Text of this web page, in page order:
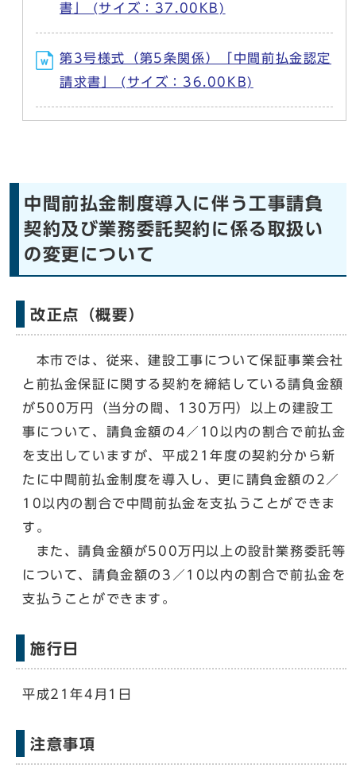
書」 (サイズ：37.00KB)
第3号様式（第5条関係）「中間前払金認定
請求書」 (サイズ：36.00KB)
中間前払金制度導入に伴う工事請負
契約及び業務委託契約に係る取扱い
の変更について
改正点（概要）
本市では、従来、建設工事について保証事業会社
と前払金保証に関する契約を締結している請負金額
が500万円（当分の間、130万円）以上の建設工
事について、請負金額の4／10以内の割合で前払金
を支出していますが、平成21年度の契約分から新
たに中間前払金制度を導入し、更に請負金額の2／
10以内の割合で中間前払金を支払うことができま
す。
また、請負金額が500万円以上の設計業務委託等
について、請負金額の3／10以内の割合で前払金を
支払うことができます。
施行日
平成21年4月1日
注意事項